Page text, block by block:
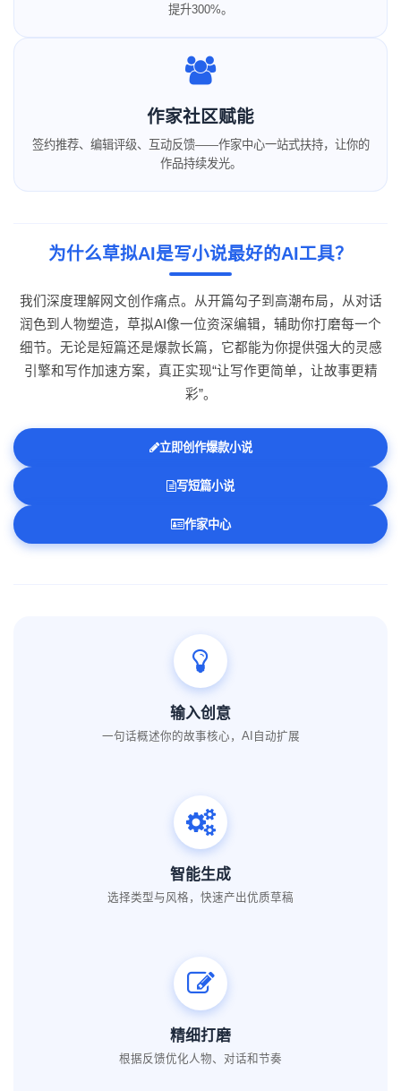
提升300%。
作家社区赋能
签约推荐、编辑评级、互动反馈——作家中心一站式扶持，让你的
作品持续发光。
为什么草拟AI是写小说最好的AI工具？
我们深度理解网文创作痛点。从开篇勾子到高潮布局，从对话
润色到人物塑造，草拟AI像一位资深编辑，辅助你打磨每一个
细节。无论是短篇还是爆款长篇，它都能为你提供强大的灵感
引擎和写作加速方案，真正实现“让写作更简单，让故事更精
彩”。
立即创作爆款小说
写短篇小说
作家中心
输入创意
一句话概述你的故事核心，AI自动扩展
智能生成
选择类型与风格，快速产出优质草稿
精细打磨
根据反馈优化人物、对话和节奏